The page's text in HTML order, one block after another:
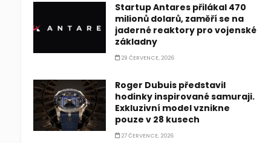
Startup Antares přilákal 470
milionů dolarů, zaměří se na
jaderné reaktory pro vojenské
základny
29 ČERVENCE, 2026
Roger Dubuis představil
hodinky inspirované samuraji.
Exkluzivní model vznikne
pouze v 28 kusech
27 ČERVENCE, 2026